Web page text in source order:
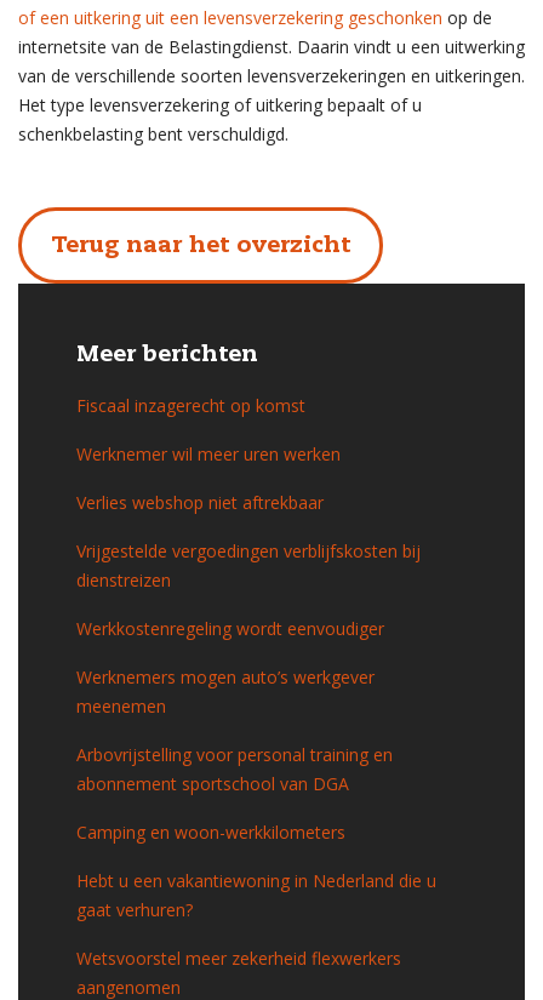
of een uitkering uit een levensverzekering geschonken op de
internetsite van de Belastingdienst. Daarin vindt u een uitwerking
van de verschillende soorten levensverzekeringen en uitkeringen.
Het type levensverzekering of uitkering bepaalt of u
schenkbelasting bent verschuldigd.
Terug naar het overzicht
Meer berichten
Fiscaal inzagerecht op komst
Werknemer wil meer uren werken
Verlies webshop niet aftrekbaar
Vrijgestelde vergoedingen verblijfskosten bij
dienstreizen
Werkkostenregeling wordt eenvoudiger
Werknemers mogen auto’s werkgever
meenemen
Arbovrijstelling voor personal training en
abonnement sportschool van DGA
Camping en woon-werkkilometers
Hebt u een vakantiewoning in Nederland die u
gaat verhuren?
Wetsvoorstel meer zekerheid flexwerkers
aangenomen